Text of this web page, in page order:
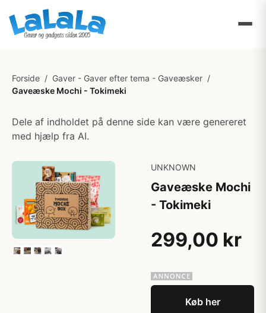
Forside / Gaver - Gaver efter tema - Gaveæsker /
Gaveæske Mochi - Tokimeki
Dele af indholdet på denne side kan være genereret
med hjælp fra AI.
UNKNOWN
Gaveæske Mochi
- Tokimeki
299,00 kr
Køb her